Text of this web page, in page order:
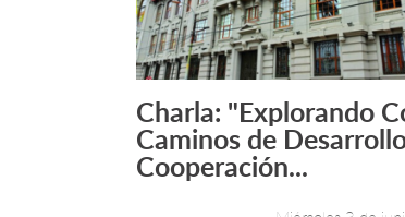
Leer
Charla: "Explorando
Caminos de
Cooperación...